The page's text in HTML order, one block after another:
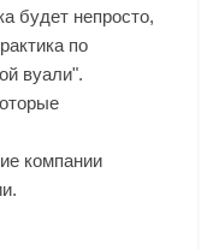
будет непросто,
по
вуали".
компании